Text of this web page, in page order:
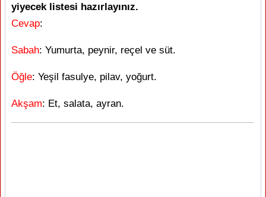
yiyecek listesi hazırlayınız.
Cevap:
Sabah: Yumurta, peynir, reçel ve süt.
Öğle: Yeşil fasulye, pilav, yoğurt.
Akşam: Et, salata, ayran.